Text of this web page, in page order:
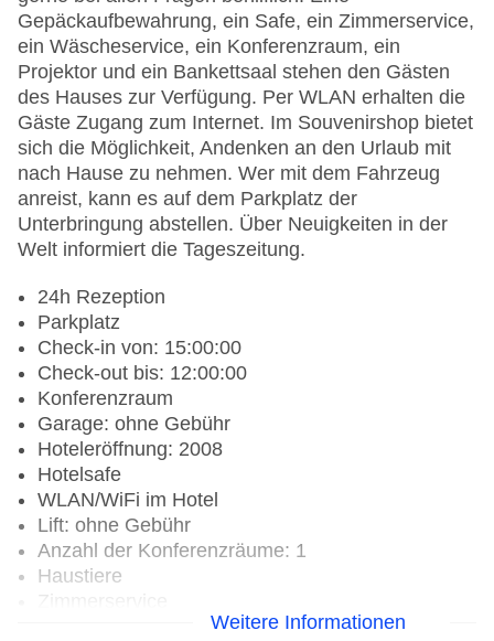
Gepäckaufbewahrung, ein Safe, ein Zimmerservice,
ein Wäscheservice, ein Konferenzraum, ein
Projektor und ein Bankettsaal stehen den Gästen
des Hauses zur Verfügung. Per WLAN erhalten die
Gäste Zugang zum Internet. Im Souvenirshop bietet
sich die Möglichkeit, Andenken an den Urlaub mit
nach Hause zu nehmen. Wer mit dem Fahrzeug
anreist, kann es auf dem Parkplatz der
Unterbringung abstellen. Über Neuigkeiten in der
Welt informiert die Tageszeitung.
24h Rezeption
Parkplatz
Check-in von: 15:00:00
Check-out bis: 12:00:00
Konferenzraum
Garage: ohne Gebühr
Hoteleröffnung: 2008
Hotelsafe
WLAN/WiFi im Hotel
Lift: ohne Gebühr
Anzahl der Konferenzräume: 1
Haustiere
Sonnenterrasse: ohne GebührWeitere Informationen